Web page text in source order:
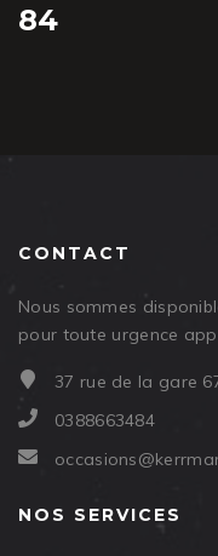
84
CONTACT
Nous sommes
pour toute urgence
37 rue de la gare
0388663484
NOS SERVICES